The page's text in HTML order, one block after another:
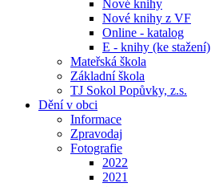
Nové knihy
Nové knihy z VF
Online - katalog
E - knihy (ke stažení)
Mateřská škola
Základní škola
TJ Sokol Popůvky, z.s.
Dění v obci
Informace
Zpravodaj
Fotografie
2022
2021